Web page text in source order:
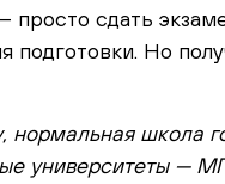
просто сдать
подготовки. Но
нормальная школа
университеты —